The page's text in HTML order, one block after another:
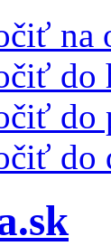
na
do
do
do